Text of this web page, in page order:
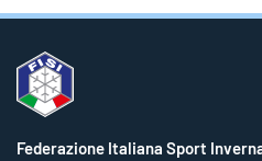
Federazione Italiana Sport